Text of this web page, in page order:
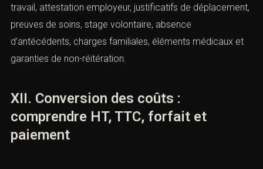
seulement sur la culpabilité. Elle porte aussi sur la peine.
Même lorsque les faits sont reconnus, l’avocat peut
défendre contre une annulation, une suspension trop
longue, une confiscation du véhicule, une peine
incompatible avec l’emploi.
L’honoraire reflète donc la préparation. Une audience
efficace exige souvent un dossier complet : contrat de